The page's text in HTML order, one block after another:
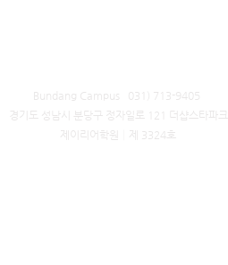
Bundang Campus 031) 713-9405 ​
경기도 성남시 분당구 정자일로 121 더샵스타파크
제이리어학원│제 3324호